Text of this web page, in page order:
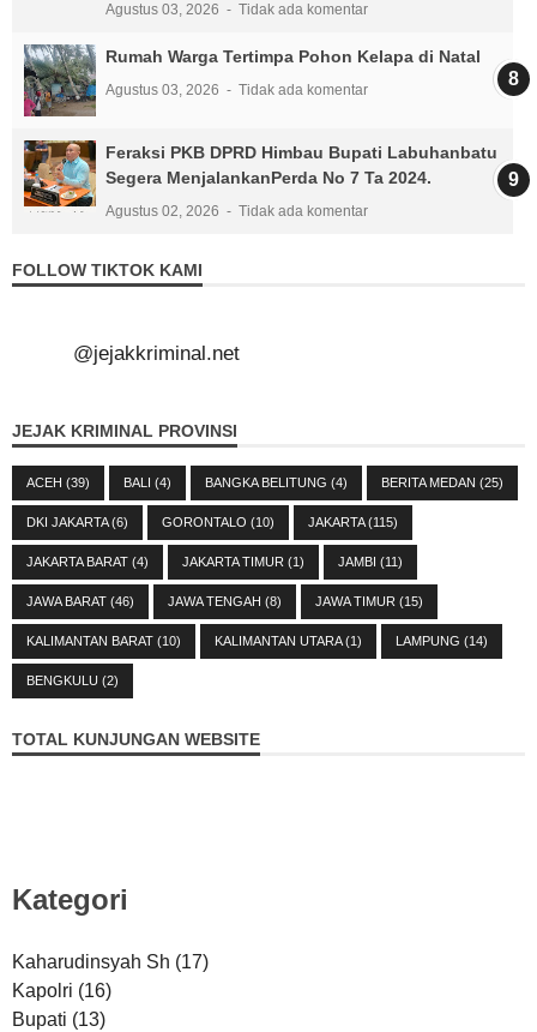
Agustus 03, 2026 Tidak ada komentar
Rumah Warga Tertimpa Pohon Kelapa di Natal
Agustus 03, 2026 Tidak ada komentar
Feraksi PKB DPRD Himbau Bupati Labuhanbatu
Segera MenjalankanPerda No 7 Ta 2024.
Agustus 02, 2026 Tidak ada komentar
FOLLOW TIKTOK KAMI
@jejakkriminal.net
JEJAK KRIMINAL PROVINSI
ACEH (39) BALI (4) BANGKA BELITUNG (4) BERITA MEDAN (25)
DKI JAKARTA(6) GORONTALO (10) JAKARTA(115)
JAKARTA BARAT (4) JAKARTA TIMUR (1) JAMBI (11)
JAWA BARAT (46) JAWA TENGAH (8) JAWA TIMUR (15)
KALIMANTAN BARAT (10) KALIMANTAN UTARA(1) LAMPUNG (14)
BENGKULU (2)
TOTAL KUNJUNGAN WEBSITE
Kategori
Kaharudinsyah Sh (17)
Kapolri (16)
Bupati (13)